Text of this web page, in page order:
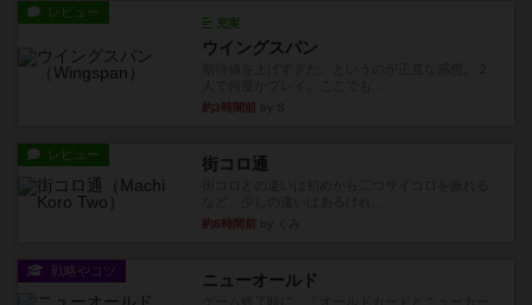
レビュー
充実
ウイングスパン
約3時間前
レビュー 街コロ通
約8時間前
戦略やコツ ニューオールド